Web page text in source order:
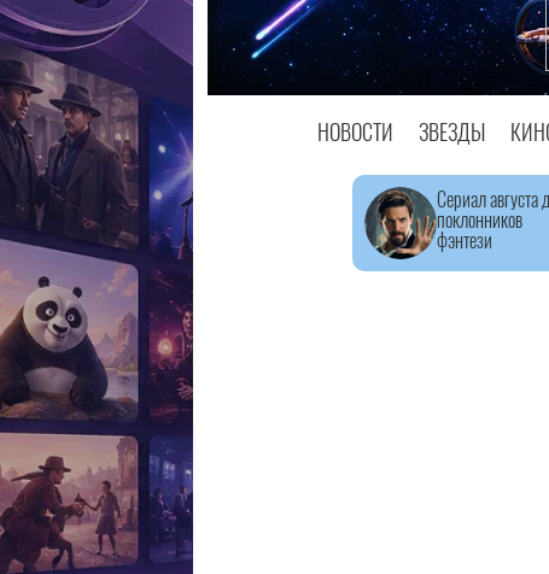
НОВОСТИ ЗВЕЗДЫ
Сериал августа
поклонников
фэнтези